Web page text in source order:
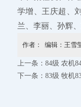
学增、王庆超、
兰、李丽、孙辉
作者： 编辑：王雪
上一条： 84级 农机
下一条： 83级 牧机